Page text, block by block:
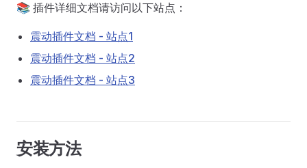
📚 插件详细文档请访问以下站点：
震动插件文档 - 站点1
震动插件文档 - 站点2
震动插件文档 - 站点3
安装方法